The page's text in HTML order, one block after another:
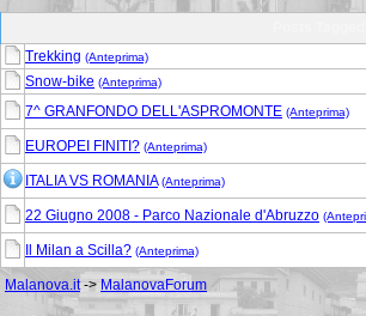
Trekking (Anteprima)
Snow-bike (Anteprima)
7^ GRANFONDO DELL'ASPROMONTE (Anteprima)
EUROPEI FINITI? (Anteprima)
ITALIA VS ROMANIA (Anteprima)
22 Giugno 2008 - Parco Nazionale d'Abruzzo
Il Milan a Scilla? (Anteprima)
Malanova.it-> MalanovaForum